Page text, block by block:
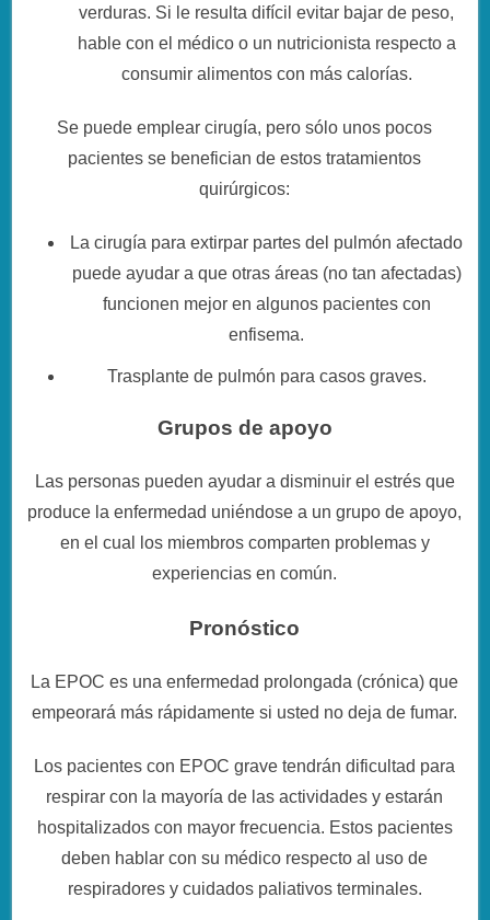
verduras. Si le resulta difícil evitar bajar de peso,
hable con el médico o un nutricionista respecto a
consumir alimentos con más calorías.
Se puede emplear cirugía, pero sólo unos pocos
pacientes se benefician de estos tratamientos
quirúrgicos:
La cirugía para extirpar partes del pulmón afectado
puede ayudar a que otras áreas (no tan afectadas)
funcionen mejor en algunos pacientes con
enfisema.
Trasplante de pulmón para casos graves.
Grupos de apoyo
Las personas pueden ayudar a disminuir el estrés que
produce la enfermedad uniéndose a un grupo de apoyo,
en el cual los miembros comparten problemas y
experiencias en común.
Pronóstico
La EPOC es una enfermedad prolongada (crónica) que
empeorará más rápidamente si usted no deja de fumar.
Los pacientes con EPOC grave tendrán dificultad para
respirar con la mayoría de las actividades y estarán
hospitalizados con mayor frecuencia. Estos pacientes
deben hablar con su médico respecto al uso de
respiradores y cuidados paliativos terminales.